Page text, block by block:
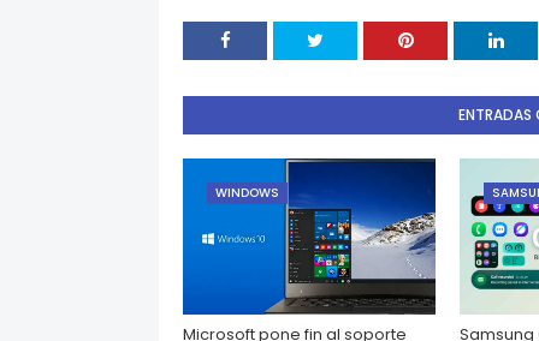
ENTRADAS
WINDOWS
Microsoft pone fin al soporte
Samsung